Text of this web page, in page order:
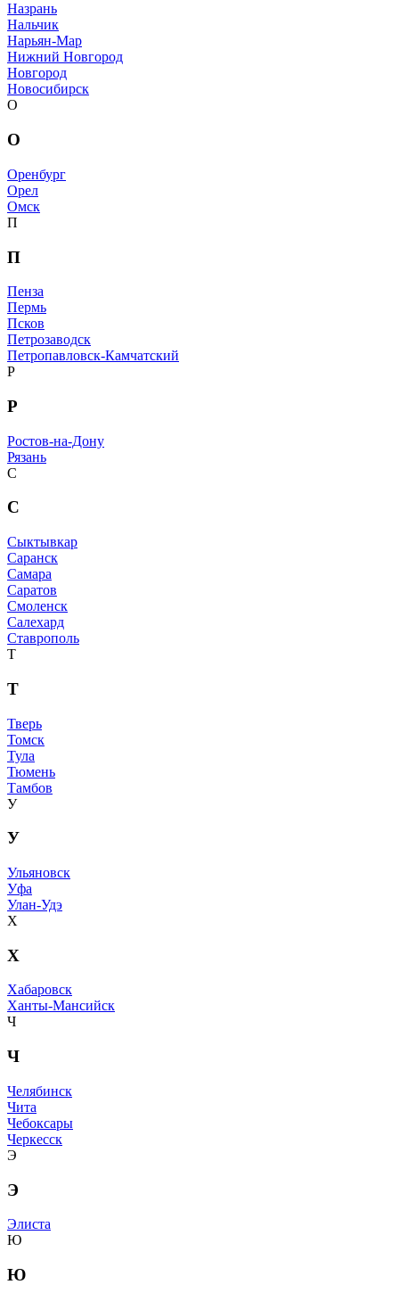
Назрань
Нальчик
Нарьян-Мар
Нижний Новгород
Новгород
Новосибирск
О
О
Оренбург
Орел
Омск
П
П
Пенза
Пермь
Псков
Петрозаводск
Петропавловск-Камчатский
Р
Р
Ростов-на-Дону
Рязань
С
С
Сыктывкар
Саранск
Самара
Саратов
Смоленск
Салехард
Ставрополь
Т
Т
Тверь
Томск
Тула
Тюмень
Тамбов
У
У
Ульяновск
Уфа
Улан-Удэ
Х
Х
Хабаровск
Ханты-Мансийск
Ч
Ч
Челябинск
Чита
Чебоксары
Черкесск
Э
Э
Элиста
Ю
Ю